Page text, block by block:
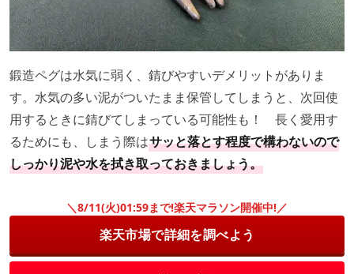
鍛造ペグは水気に弱く、錆びやすいデメリットがありま
す。水気の多い泥がついたまま保管してしまうと、次回使
用するときに錆びてしまっている可能性も！ 長く愛用す
るためにも、しまう際はサッと落とす程度で構わないので
しっかり泥や水を拭き取っておきましょう。
＼8/11(火)01:59まで!楽天マラソン開催中!／
楽天市場で詳細を調べよう